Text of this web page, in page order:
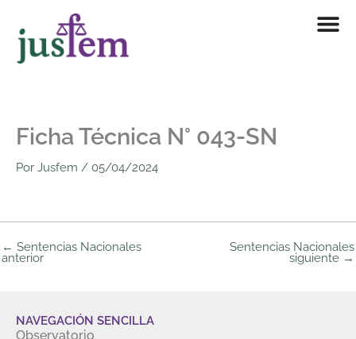
contenido
Ficha Técnica N° 043-SN
Por Jusfem / 05/04/2024
← Sentencias Nacionales
anterior
Sentencias Nacionales
siguiente →
NAVEGACIÓN SENCILLA
Observatorio